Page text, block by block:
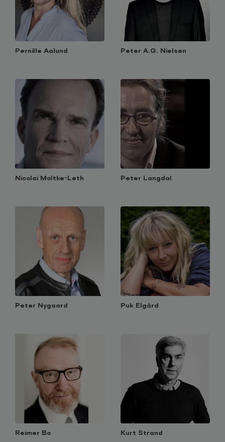
Pernille Aalund Peter A.G. Nielsen
Nicolai Moltke-Leth Peter Langdal
Peter Nygaard Puk Elgård
Reimer Bo Kurt Strand